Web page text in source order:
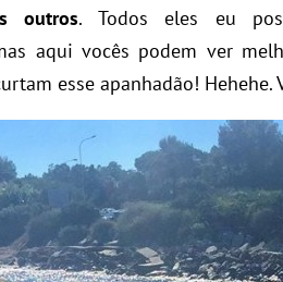
outros. Todos eles eu
aqui vocês podem ver
esse apanhadão! Hehehe.